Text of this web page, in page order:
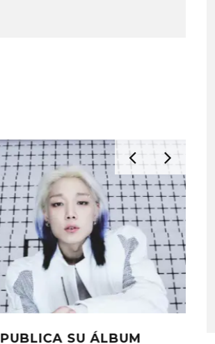
ESTRENA EL ÁLBUM
STRAY KIDS PUBLICA EL EP
‘THIS & THAT’
7 AGOSTO, 2026